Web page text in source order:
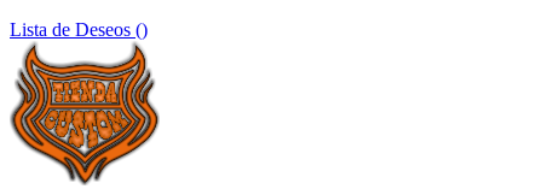
Lista de Deseos ()